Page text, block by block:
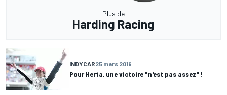
Plus de
Harding Racing
INDYCAR25 mars 2019
Pour Herta, une victoire "n'est pas assez" !